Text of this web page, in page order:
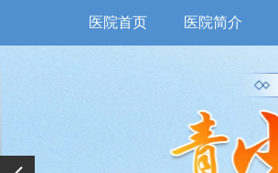
医院首页 医院简介